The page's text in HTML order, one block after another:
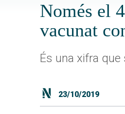
Només el
vacunat
És una xifra
23/10/2019